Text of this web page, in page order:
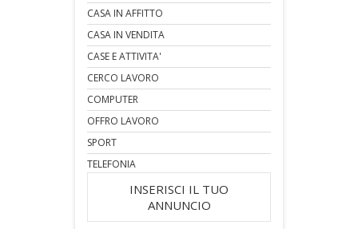
CASA IN AFFITTO
CASA IN VENDITA
CASE E ATTIVITA'
CERCO LAVORO
COMPUTER
OFFRO LAVORO
SPORT
TELEFONIA
INSERISCI IL TUO
ANNUNCIO